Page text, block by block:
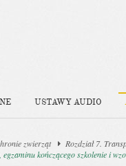
USTAWY AUDIO
zwierząt
Rozdział 7.
kończącego szkolenie i